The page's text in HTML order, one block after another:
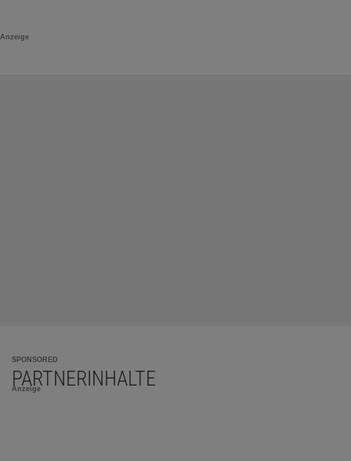
Anzeige
SPONSORED
PARTNERINHALTE
Anzeige